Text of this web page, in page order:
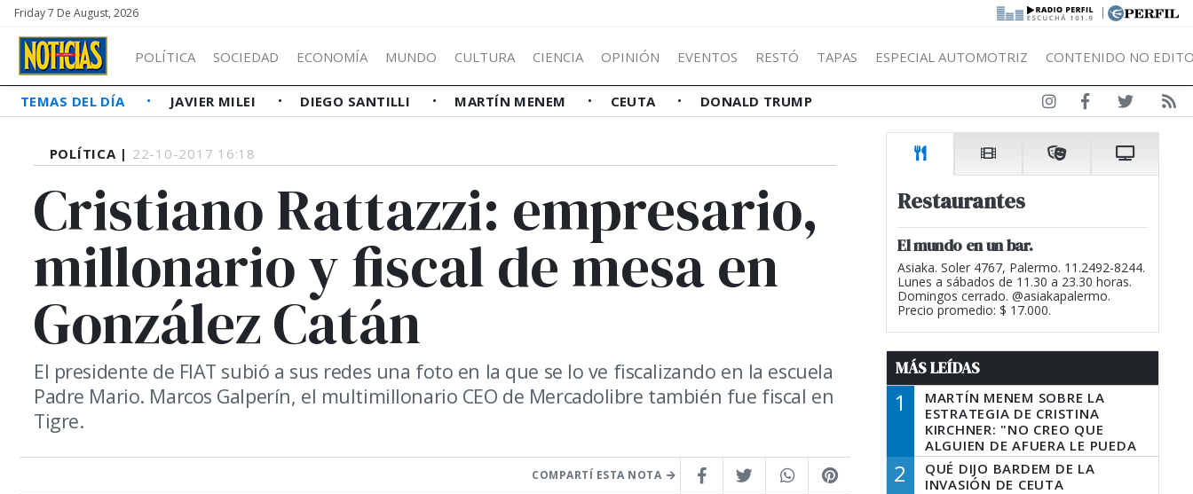
Friday 7 De August, 2026 |
POLÍTICA SOCIEDAD ECONOMÍA MUNDO CULTURA CIENCIA OPINIÓN EVENTOS RESTÓ TAPAS ESPECIAL AUTOMOTRIZ CONTENIDO NO
TEMAS DEL DÍA JAVIER MILEI DIEGO SANTILLI MARTÍN MENEM CEUTA DONALD TRUMP
POLÍTICA | 22-10-2017 16:18
Cristiano Rattazzi: empresario,
millonario y fiscal de mesa en
González Catán
El presidente de FIAT subió a sus redes una foto en la que se lo ve fiscalizando en la escuela
Padre Mario. Marcos Galperín, el multimillonario CEO de Mercadolibre también fue fiscal en
Tigre.
COMPARTÍ ESTA NOTA
Restaurantes
El mundo en un bar.
Asiaka. Soler 4767, Palermo. 11.2492-8244.
Lunes a sábados de 11.30 a 23.30 horas.
Domingos cerrado. @asiakapalermo.
Precio promedio: $ 17.000.
MÁS LEÍDAS
1
MARTÍN MENEM SOBRE LA
ESTRATEGIA DE CRISTINA
KIRCHNER: "NO CREO QUE
ALGUIEN DE AFUERA LE PUEDA
DECIR A LA JUSTICIA LO QUE
TIENE QUE HACER"
2
QUÉ DIJO BARDEM DE LA
INVASIÓN DE CEUTA